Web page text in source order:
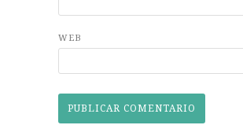
WEB